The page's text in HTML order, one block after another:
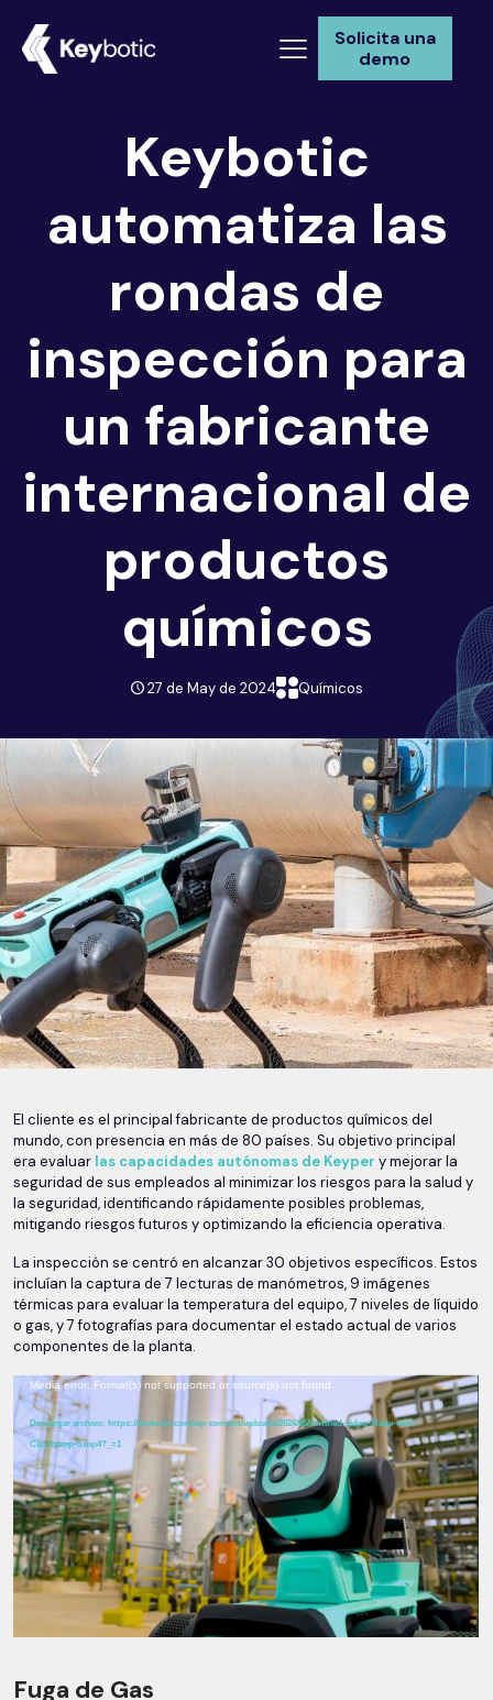
Solicita una
demo
Keybotic
automatiza las
rondas de
inspección para
un fabricante
internacional de
productos
químicos
27 de May de 2024 Químicos
El cliente es el principal fabricante de productos químicos del
mundo, con presencia en más de 80 países. Su objetivo principal
era evaluar las capacidades autónomas de Keyper y mejorar la
seguridad de sus empleados al minimizar los riesgos para la salud y
la seguridad, identificando rápidamente posibles problemas,
mitigando riesgos futuros y optimizando la eficiencia operativa.
La inspección se centró en alcanzar 30 objetivos específicos. Estos
incluían la captura de 7 lecturas de manómetros, 9 imágenes
térmicas para evaluar la temperatura del equipo, 7 niveles de líquido
o gas, y 7 fotografías para documentar el estado actual de varios
componentes de la planta.
Reproductor
de
vídeo
Media error: Format(s) not supported or source(s) not found
Descargar archivo: https://keybotic.com/wp-content/uploads/2024/05/Untitled-video-Made-with-
Clipchamp-5.mp4?_=1
Fuga de Gas